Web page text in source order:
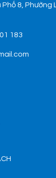
Phố 8, Phường
183